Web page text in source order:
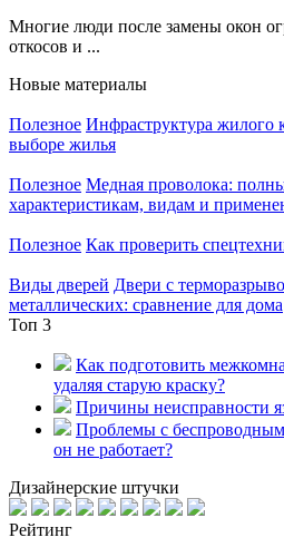
Многие люди после замены окон
откосов и ...
Новые материалы
Полезное Инфраструктура жилого
выборе жилья
Полезное Медная проволока:
характеристикам, видам и
Полезное Как проверить
Виды дверей Двери с
металлических: сравнение для дома
Топ 3
Как подготовить
удаляя старую краску?
Причины неисправности
Проблемы с беспроводным
он не работает?
Дизайнерские штучки
Рейтинг